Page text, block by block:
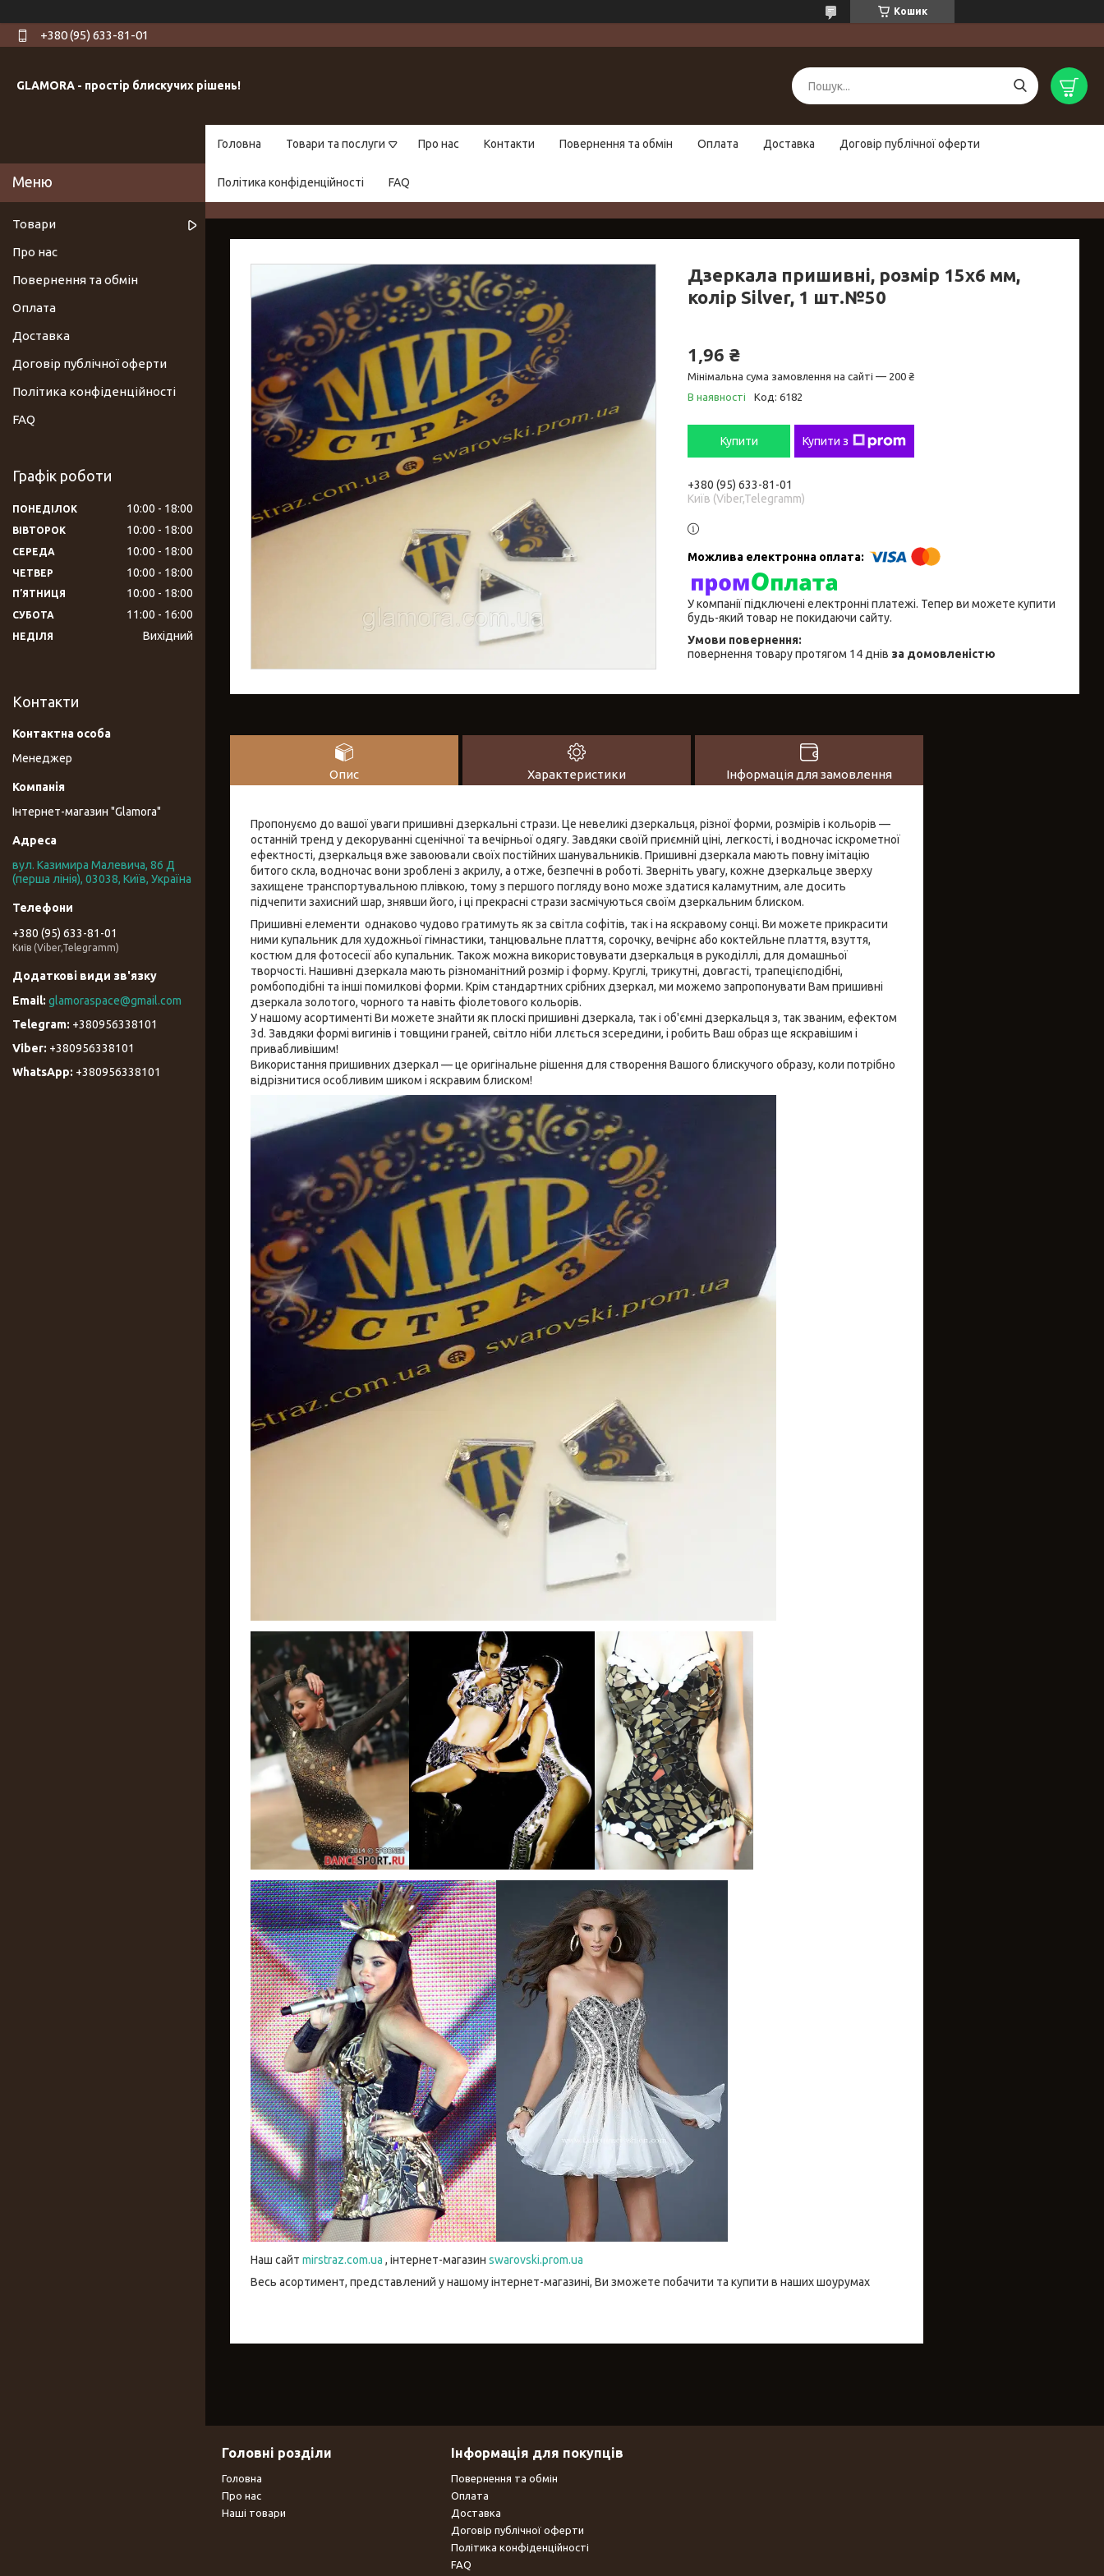
Кошик
+380 (95) 633-81-01
GLAMORA - простір блискучих рішень!
Головна Товари та послуги Про нас Контакти Повернення та обмін Оплата Доставка Договір публічної оферти
Політика конфіденційності FAQ
Дзеркала пришивні, розмір 15х6 мм,
колір Silver, 1 шт.№50
1,96 ₴
Мінімальна сума замовлення на сайті — 200 ₴
В наявності
Код: 6182
Купити Купити з
+380 (95) 633-81-01
Київ (Viber,Telegramm)
У компанії підключені електронні платежі. Тепер ви можете купити
будь-який товар не покидаючи сайту.
повернення товару протягом 14 днів за домовленістю
Опис Характеристики Інформація для замовлення
Пропонуємо до вашої уваги пришивні дзеркальні стрази. Це невеликі дзеркальця, різної форми, розмірів і кольорів —
останній тренд у декоруванні сценічної та вечірньої одягу. Завдяки своїй приємній ціні, легкості, і водночас іскрометної
ефектності, дзеркальця вже завоювали своїх постійних шанувальників. Пришивні дзеркала мають повну імітацію
битого скла, водночас вони зроблені з акрилу, а отже, безпечні в роботі. Зверніть увагу, кожне дзеркальце зверху
захищене транспортувальною плівкою, тому з першого погляду воно може здатися каламутним, але досить
підчепити захисний шар, знявши його, і ці прекрасні стрази засмічуються своїм дзеркальним блиском.
Пришивні елементи однаково чудово гратимуть як за світла софітів, так і на яскравому сонці. Ви можете прикрасити
ними купальник для художньої гімнастики, танцювальне плаття, сорочку, вечірнє або коктейльне плаття, взуття,
костюм для фотосесії або купальник. Також можна використовувати дзеркальця в рукоділлі, для домашньої
творчості. Нашивні дзеркала мають різноманітний розмір і форму. Круглі, трикутні, довгасті, трапецієподібні,
ромбоподібні та інші помилкові форми. Крім стандартних срібних дзеркал, ми можемо запропонувати Вам пришивні
дзеркала золотого, чорного та навіть фіолетового кольорів.
У нашому асортименті Ви можете знайти як плоскі пришивні дзеркала, так і об'ємні дзеркальця з, так званим, ефектом
3d. Завдяки формі вигинів і товщини граней, світло ніби ллється зсередини, і робить Ваш образ ще яскравішим і
привабливішим!
Використання пришивних дзеркал — це оригінальне рішення для створення Вашого блискучого образу, коли потрібно
відрізнитися особливим шиком і яскравим блиском!
Наш сайт mirstraz.com.ua , інтернет-магазин swarovski.prom.ua
Весь асортимент, представлений у нашому інтернет-магазині, Ви зможете побачити та купити в наших шоурумах
Товари
Про нас
Повернення та обмін
Оплата
Доставка
Договір публічної оферти
Політика конфіденційності
FAQ
Графік роботи
ПОНЕДІЛОК 10:00 18:00
ВІВТОРОК 10:00 18:00
СЕРЕДА 10:00 18:00
ЧЕТВЕР 10:00 18:00
ПʼЯТНИЦЯ 10:00 18:00
СУБОТА 11:00 16:00
НЕДІЛЯ Вихідний
Контакти
Менеджер
Інтернет-магазин "Glamora"
вул. Казимира Малевича, 86 Д
(перша лінія), 03038, Київ, Україна
+380 (95) 633-81-01
Київ (Viber,Telegramm)
glamoraspace@gmail.com
+380956338101
+380956338101
+380956338101
Головні розділи
Головна
Про нас
Наші товари
Інформація для покупців
Повернення та обмін
Оплата
Доставка
Договір публічної оферти
Політика конфіденційності
FAQ